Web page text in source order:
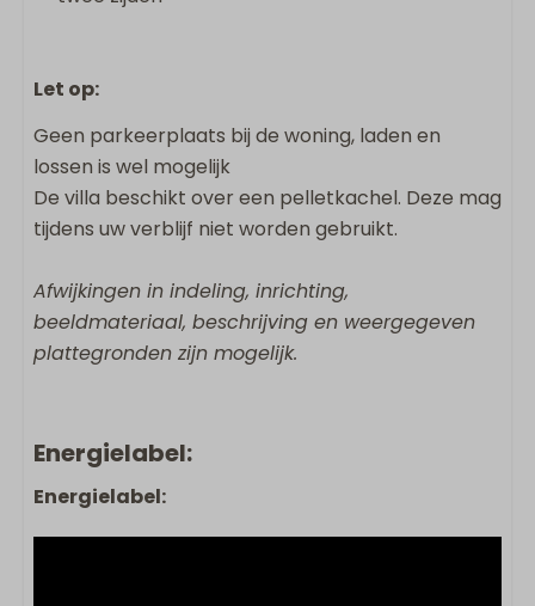
Let op:
Geen parkeerplaats bij de woning, laden en
lossen is wel mogelijk
De villa beschikt over een pelletkachel. Deze mag
tijdens uw verblijf niet worden gebruikt.
Afwijkingen in indeling, inrichting,
beeldmateriaal, beschrijving en weergegeven
plattegronden zijn mogelijk.
Energielabel:
Energielabel: